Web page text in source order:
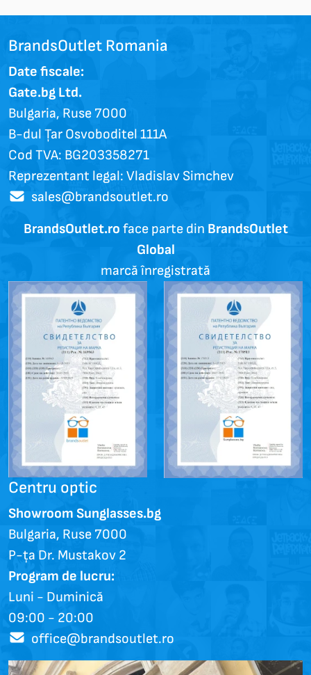
BrandsOutlet Romania
Date fiscale:
Gate.bg Ltd.
Bulgaria, Ruse 7000
B-dul Țar Osvoboditel 111A
Cod TVA: BG203358271
Reprezentant legal: Vladislav Simchev
sales@brandsoutlet.ro
BrandsOutlet.ro face parte din BrandsOutlet
Global
marcă înregistrată
Centru optic
Showroom Sunglasses.bg
Bulgaria, Ruse 7000
P-ța Dr. Mustakov 2
Program de lucru:
Luni - Duminică
09:00 - 20:00
office@brandsoutlet.ro